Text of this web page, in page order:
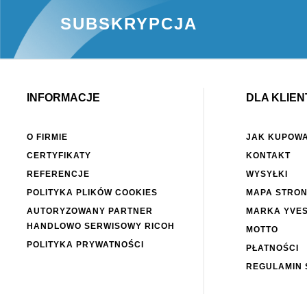
SUBSKRYPCJA
INFORMACJE
O FIRMIE
CERTYFIKATY
REFERENCJE
POLITYKA PLIKÓW COOKIES
AUTORYZOWANY PARTNER
HANDLOWO SERWISOWY RICOH
POLITYKA PRYWATNOŚCI
DLA
JAK
KONTAKT
WYSYŁKI
MAPA
MARKA
MOTTO
PŁATNOŚCI
REGULAMIN